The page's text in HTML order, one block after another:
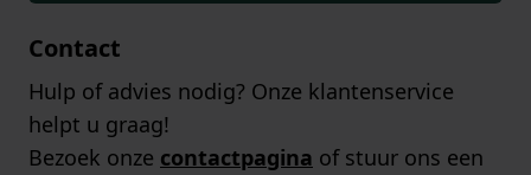
Contact
Hulp of advies nodig? Onze klantenservice
helpt u graag!
Bezoek onze contactpagina of stuur ons een